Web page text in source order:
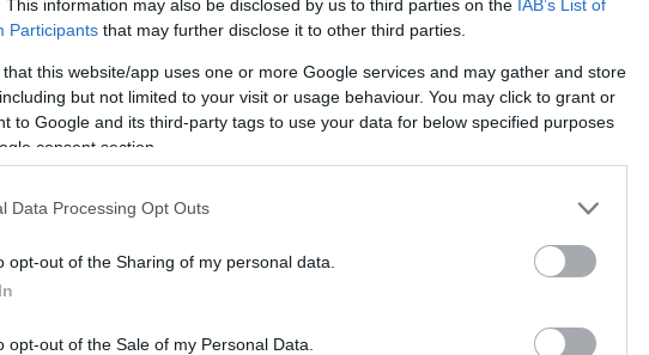
This information may also be disclosed by us to third parties on the IAB’s List of
Participants that may further disclose it to other third parties.
that this website/app uses one or more Google services and may gather and store
but not limited to your visit or usage behaviour. You may click to grant or
to Google and its third-party tags to use your data for below specified purposes
consent section.
Data Processing Opt Outs
opt-out of the Sharing of my personal data.
opt-out of the Sale of my Personal Data.
adagolása jelentette. Az első prototípus
amely rendszeresen elakadt, a második verzió két
PCW HÍREK